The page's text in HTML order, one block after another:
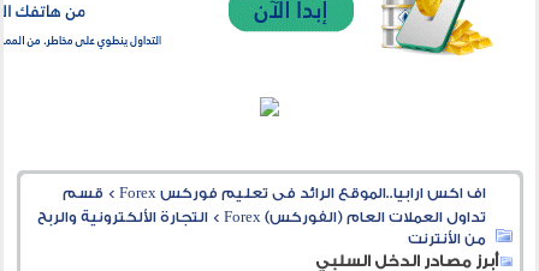
اف اكس ارابيا..الموقع الرائد فى تعليم فوركس Forex > قسم
تداول العملات العام (الفوركس) Forex
>التجارة الألكترونية والربح
من الأنترنت
أبرز مصادر الدخل السلبي